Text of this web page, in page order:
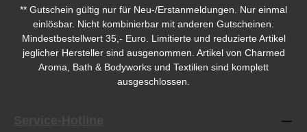
** Gutschein gültig nur für Neu-/Erstanmeldungen. Nur einmal
einlösbar. Nicht kombinierbar mit anderen Gutscheinen.
Mindestbestellwert 35,- Euro. Limitierte und reduzierte Artikel
jeglicher Hersteller sind ausgenommen. Artikel von Charmed
Aroma, Bath & Bodyworks und Textilien sind komplett
ausgeschlossen.